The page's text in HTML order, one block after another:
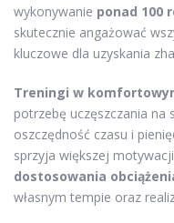
wykonywanie ponad 100
skutecznie angażować
kluczowe dla uzyskania
Treningi w
potrzebę uczęszczania na
oszczędność czasu i
sprzyja większej
dostosowania
własnym tempie oraz